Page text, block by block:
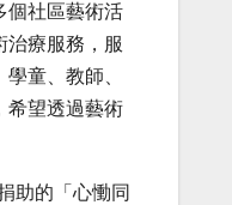
個社區藝術活
治療服務，服
童、教師、
希望透過藝術
助的「心慟同